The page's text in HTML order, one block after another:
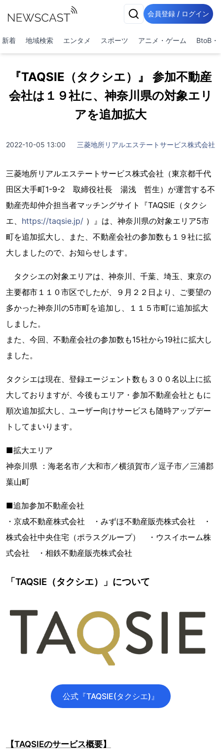
会員登録 / ログイン
新着 地域検索 エンタメ スポーツ アニメ・ゲーム BtoB・
『TAQSIE（タクシエ）』 参加不動産
会社は１９社に、神奈川県の対象エリ
アを追加拡大
2022-10-05 13:00 三菱地所リアルエステートサービス株式会社
三菱地所リアルエステートサービス株式会社（東京都千代
田区大手町1-9-2 取締役社長 湯浅 哲生）が運営する不
動産売却仲介担当者マッチングサイト『TAQSIE（タクシ
エ、 https://taqsie.jp/ ）』は、神奈川県の対象エリア5市
町を追加拡大し、また、不動産会社の参加数も１９社に拡
大しましたので、お知らせします。
タクシエの対象エリアは、神奈川、千葉、埼玉、東京の
主要都市１１０市区でしたが、９月２２日より、ご要望の
多かった神奈川の5市町を追加し、１１５市町に追加拡大
しました。
また、今回、不動産会社の参加数も15社から19社に拡大し
ました。
タクシエは現在、登録エージェント数も３００名以上に拡
大しておりますが、今後もエリア・参加不動産会社ともに
順次追加拡大し、ユーザー向けサービスも随時アップデー
トしてまいります。
■拡大エリア
神奈川県 ：海老名市／大和市／横須賀市／逗子市／三浦郡
葉山町
■追加参加不動産会社
・京成不動産株式会社 ・みずほ不動産販売株式会社 ・
株式会社中央住宅（ポラスグループ） ・ウスイホーム株
式会社 ・相鉄不動産販売株式会社
「TAQSIE（タクシエ）」について
公式『TAQSIE(タクシエ)』
【TAQSIEのサービス概要】